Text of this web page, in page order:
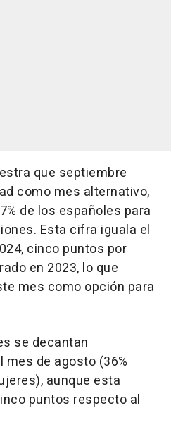
que septiembre
como mes alternativo,
de los españoles para
Esta cifra iguala el
cinco puntos por
en 2023, lo que
mes como opción para
se decantan
de agosto (36%
aunque esta
puntos respecto al